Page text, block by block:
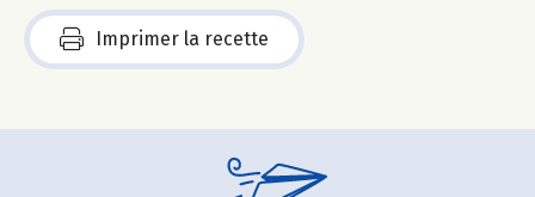
Imprimer la recette